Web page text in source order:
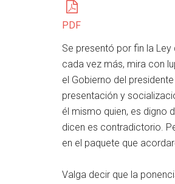
PDF
Se presentó por fin la Ley
cada vez más, mira con
el Gobierno del
presentación y
él mismo quien, es digno
dicen es contradictorio.
en el paquete que
Valga decir que la